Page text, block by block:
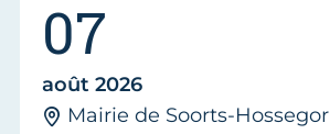
07
août 2026
Mairie de Soorts-Hossegor